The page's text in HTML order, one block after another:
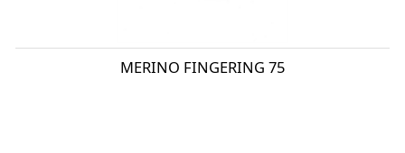
MERINO FINGERING 75